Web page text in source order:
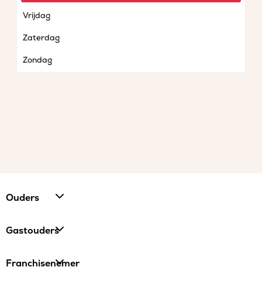
Vrijdag
Zaterdag
Zondag
Ouders
Gastouders
Franchisenemer